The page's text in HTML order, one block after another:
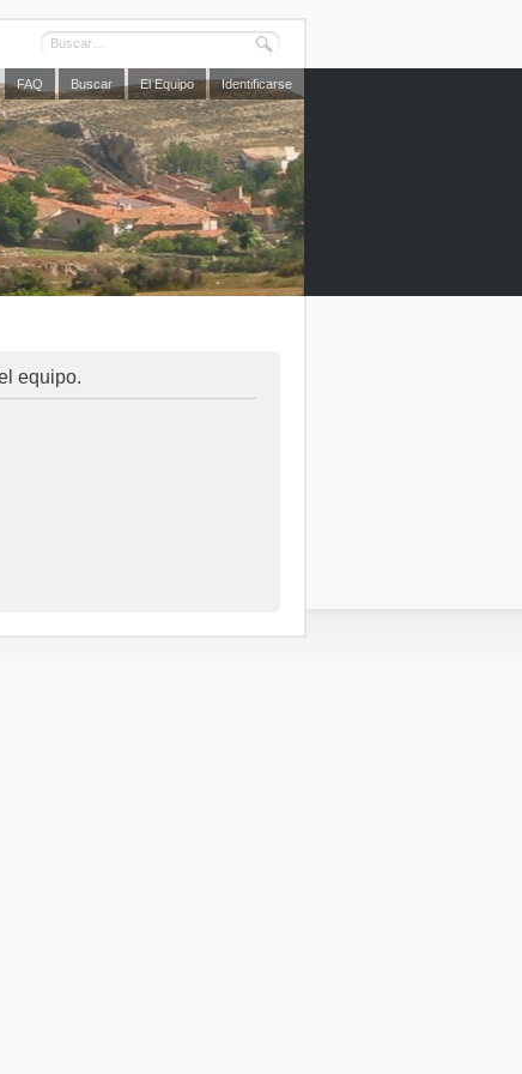
FAQ Buscar El Equipo Identificarse
equipo.